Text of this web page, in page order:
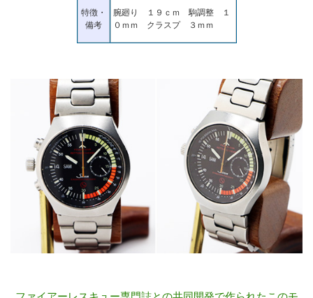
特徴・
備考
腕廻り １９ｃｍ 駒調整 １
０ｍｍ クラスプ ３ｍｍ